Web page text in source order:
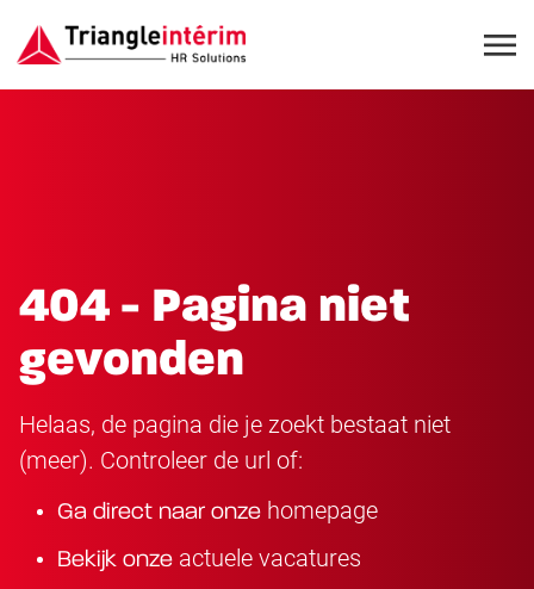
404 - Pagina niet
gevonden
Helaas, de pagina die je zoekt bestaat niet
(meer). Controleer de url of:
Ga direct naar onze homepage
Bekijk onze actuele vacatures